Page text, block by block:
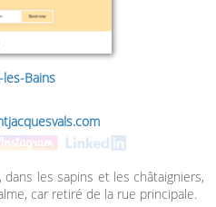
Bains
les sapins et les châtaigniers,
car retiré de la rue principale.